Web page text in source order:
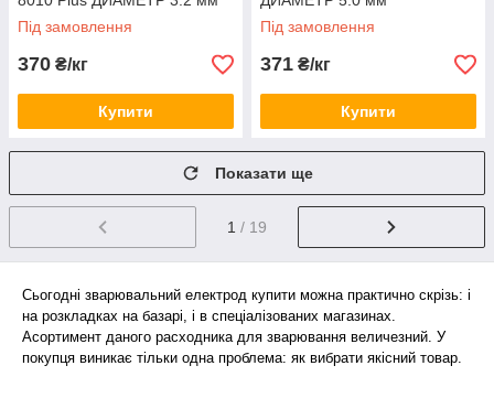
Під замовлення
370 ₴/кг
Купити
Під замовлення
371 ₴/кг
Купити
Показати ще
1 / 19
Сьогодні зварювальний електрод купити можна практично скрізь: і
на розкладках на базарі, і в спеціалізованих магазинах.
Асортимент даного расходника для зварювання величезний. У
покупця виникає тільки одна проблема: як вибрати якісний товар.